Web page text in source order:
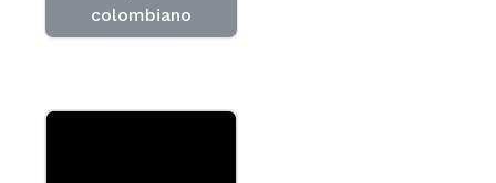
colombiano